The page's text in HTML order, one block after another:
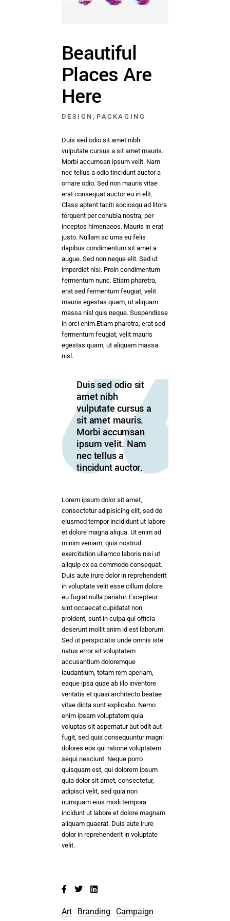
Beautiful
Places Are
Here
DESIGN , PACKAGING
Duis sed odio sit amet nibh
vulputate cursus a sit amet mauris.
Morbi accumsan ipsum velit. Nam
nec tellus a odio tincidunt auctor a
ornare odio. Sed non mauris vitae
erat consequat auctor eu in elit.
Class aptent taciti sociosqu ad litora
torquent per conubia nostra, per
inceptos himenaeos. Mauris in erat
justo. Nullam ac urna eu felis
dapibus condimentum sit amet a
augue. Sed non neque elit. Sed ut
imperdiet nisi. Proin condimentum
fermentum nunc. Etiam pharetra,
erat sed fermentum feugiat, velit
mauris egestas quam, ut aliquam
massa nisl quis neque. Suspendisse
in orci enim.Etiam pharetra, erat sed
fermentum feugiat, velit mauris
egestas quam, ut aliquam massa
nisl.
Duis sed odio sit
amet nibh
vulputate cursus a
sit amet mauris.
Morbi accumsan
ipsum velit. Nam
nec tellus a
tincidunt auctor.
Lorem ipsum dolor sit amet,
consectetur adipisicing elit, sed do
eiusmod tempor incididunt ut labore
et dolore magna aliqua. Ut enim ad
minim veniam, quis nostrud
exercitation ullamco laboris nisi ut
aliquip ex ea commodo consequat.
Duis aute irure dolor in reprehenderit
in voluptate velit esse cillum dolore
eu fugiat nulla pariatur. Excepteur
sint occaecat cupidatat non
proident, sunt in culpa qui officia
deserunt mollit anim id est laborum.
Sed ut perspiciatis unde omnis iste
natus error sit voluptatem
accusantium doloremque
laudantium, totam rem aperiam,
eaque ipsa quae ab illo inventore
veritatis et quasi architecto beatae
vitae dicta sunt explicabo. Nemo
enim ipsam voluptatem quia
voluptas sit aspernatur aut odit aut
fugit, sed quia consequuntur magni
dolores eos qui ratione voluptatem
sequi nesciunt. Neque porro
quisquam est, qui dolorem ipsum
quia dolor sit amet, consectetur,
adipisci velit, sed quia non
numquam eius modi tempora
incidunt ut labore et dolore magnam
aliquam quaerat. Duis aute irure
dolor in reprehenderit in voluptate
velit.
Art Branding Campaign